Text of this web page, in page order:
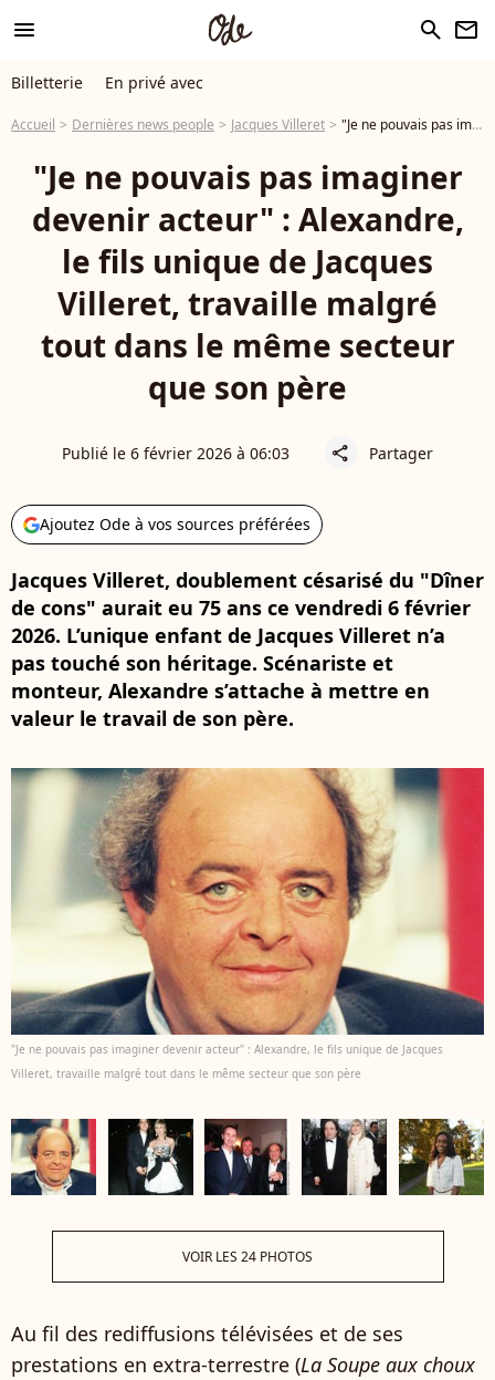
menu search newsletter
Billetterie En privé avec
Accueil Dernières news people Jacques Villeret "Je ne pouvais pas imaginer devenir acteur" : Alexandre, le fils unique de Jacques Villeret, travaille malgré tout dans le même secteur que son père
"Je ne pouvais pas imaginer
devenir acteur" : Alexandre,
le fils unique de Jacques
Villeret, travaille malgré
tout dans le même secteur
que son père
Publié le 6 février 2026 à 06:03 share Partager
Ajoutez Ode à vos sources préférées
Jacques Villeret, doublement césarisé du "Dîner
de cons" aurait eu 75 ans ce vendredi 6 février
2026. L’unique enfant de Jacques Villeret n’a
pas touché son héritage. Scénariste et
monteur, Alexandre s’attache à mettre en
valeur le travail de son père.
"Je ne pouvais pas imaginer devenir acteur" : Alexandre, le fils unique de Jacques
Villeret, travaille malgré tout dans le même secteur que son père
VOIR LES 24 PHOTOS
Au fil des rediffusions télévisées et de ses
prestations en extra-terrestre (La Soupe aux choux